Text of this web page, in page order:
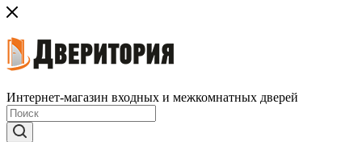
Интернет-магазин входных и межкомнатных дверей